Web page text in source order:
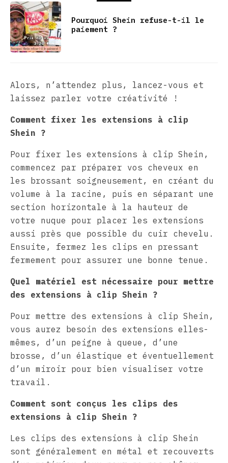
Pourquoi Shein refuse-t-il le
paiement ?
Alors, n’attendez plus, lancez-vous et
laissez parler votre créativité !
Comment fixer les extensions à clip
Shein ?
Pour fixer les extensions à clip Shein,
commencez par préparer vos cheveux en
les brossant soigneusement, en créant du
volume à la racine, puis en séparant une
section horizontale à la hauteur de
votre nuque pour placer les extensions
aussi près que possible du cuir chevelu.
Ensuite, fermez les clips en pressant
fermement pour assurer une bonne tenue.
Quel matériel est nécessaire pour mettre
des extensions à clip Shein ?
Pour mettre des extensions à clip Shein,
vous aurez besoin des extensions elles-
mêmes, d’un peigne à queue, d’une
brosse, d’un élastique et éventuellement
d’un miroir pour bien visualiser votre
travail.
Comment sont conçus les clips des
extensions à clip Shein ?
Les clips des extensions à clip Shein
sont généralement en métal et recouverts